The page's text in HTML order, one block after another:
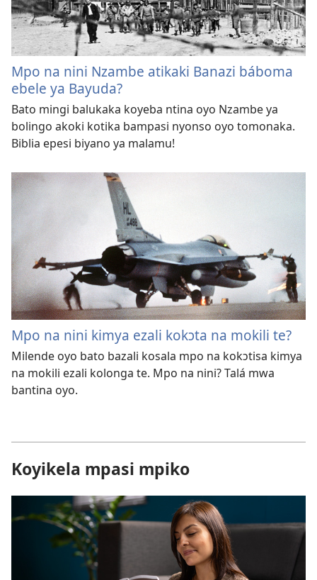
Mpo na nini Nzambe atikaki Banazi báboma
ebele ya Bayuda?
Bato mingi balukaka koyeba ntina oyo Nzambe ya
bolingo akoki kotika bampasi nyonso oyo tomonaka.
Biblia epesi biyano ya malamu!
Mpo na nini kimya ezali kokɔta na mokili te?
Milende oyo bato bazali kosala mpo na kokɔtisa kimya
na mokili ezali kolonga te. Mpo na nini? Talá mwa
bantina oyo.
Koyikela mpasi mpiko